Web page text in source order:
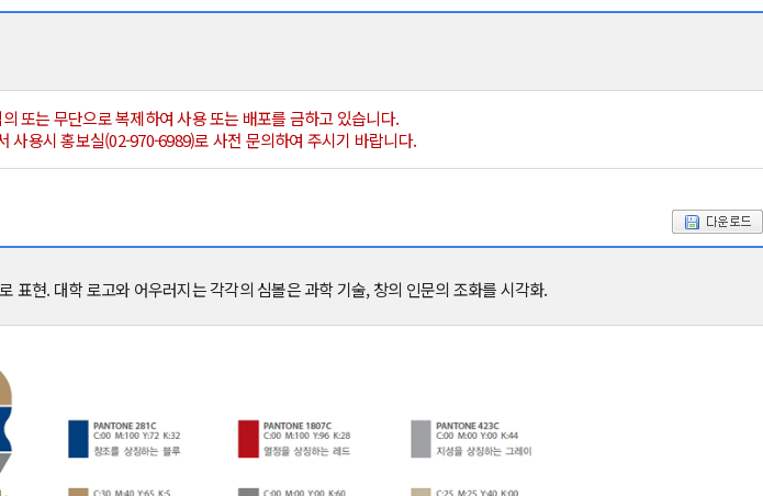
또는 무단으로 복제하여 사용 또는 배포를 금하고 있습니다.
사용시 홍보실(02-970-6989)로 사전 문의하여 주시기 바랍니다.
표현. 대학 로고와 어우러지는 각각의 심볼은 과학 기술, 창의 인문의 조화를 시각화.